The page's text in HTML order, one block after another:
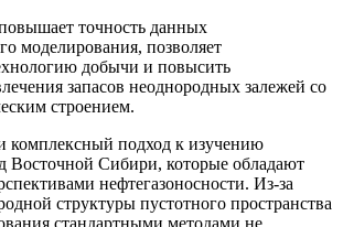
точность данных
моделирования, позволяет
добычи и повысить
запасов неоднородных залежей со
строением.
комплексный подход к изучению
Восточной Сибири, которые обладают
нефтегазоносности. Из-за
структуры пустотного пространства
стандартными методами не